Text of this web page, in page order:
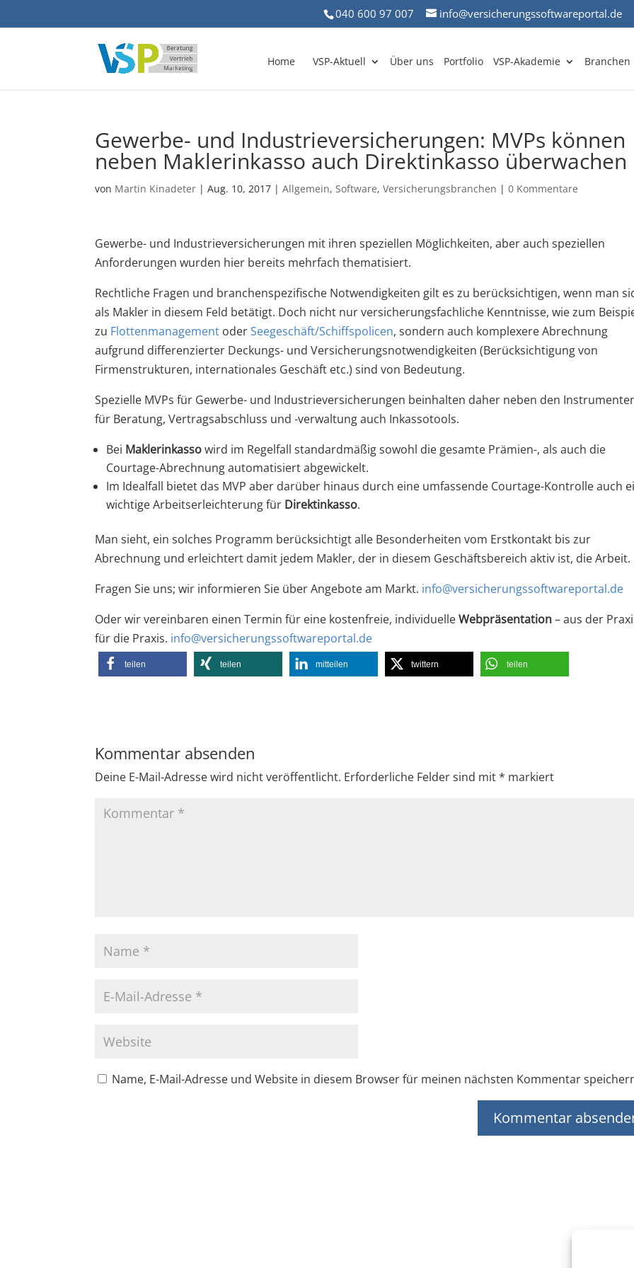
040 600 97 007 info@versicherungssoftwareportal.de
Home VSP-Aktuell Über uns Portfolio VSP-Akademie Branchen
Gewerbe- und Industrieversicherungen: MVPs können
neben Maklerinkasso auch Direktinkasso überwachen
von Martin Kinadeter |Aug. 10, 2017 |Allgemein,Software,Versicherungsbranchen |0 Kommentare
Gewerbe- und Industrieversicherungen mit ihren speziellen Möglichkeiten, aber auch speziellen
Anforderungen wurden hier bereits mehrfach thematisiert.
Rechtliche Fragen und branchenspezifische Notwendigkeiten gilt es zu berücksichtigen, wenn man
als Makler in diesem Feld betätigt. Doch nicht nur versicherungsfachliche Kenntnisse, wie zum
zu Flottenmanagement oderSeegeschäft/Schiffspolicen, sondern auch komplexere Abrechnung
aufgrund differenzierter Deckungs- und Versicherungsnotwendigkeiten (Berücksichtigung von
Firmenstrukturen, internationales Geschäft etc.) sind von Bedeutung.
Spezielle MVPs für Gewerbe- und Industrieversicherungen beinhalten daher neben den
für Beratung, Vertragsabschluss und -verwaltung auch Inkassotools.
Bei Maklerinkassowird im Regelfall standardmäßig sowohl die gesamte Prämien-, als auch die
Courtage-Abrechnung automatisiert abgewickelt.
Im Idealfall bietet das MVP aber darüber hinaus durch eine umfassende Courtage-Kontrolle auch
wichtige Arbeitserleichterung für Direktinkasso.
Man sieht, ein solches Programm berücksichtigt alle Besonderheiten vom Erstkontakt bis zur
Abrechnung und erleichtert damit jedem Makler, der in diesem Geschäftsbereich aktiv ist, die Arbeit.
Fragen Sie uns; wir informieren Sie über Angebote am Markt. info@versicherungssoftwareportal.de
Oder wir vereinbaren einen Termin für eine kostenfreie, individuelleWebpräsentation– aus der
für die Praxis. info@versicherungssoftwareportal.de
teilen teilen mitteilen twittern teilen
Kommentar absenden
Deine E-Mail-Adresse wird nicht veröffentlicht. Erforderliche Felder sind mit* markiert
Name, E-Mail-Adresse und Website in diesem Browser für meinen nächsten Kommentar